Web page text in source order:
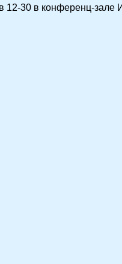
12-30 в конференц-